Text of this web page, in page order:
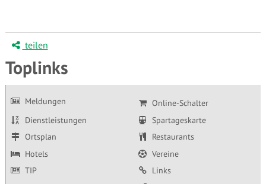
teilen
Toplinks
Meldungen
Online-Schalter
Dienstleistungen
Spartageskarte
Ortsplan
Restaurants
Hotels
Vereine
TIP
Links